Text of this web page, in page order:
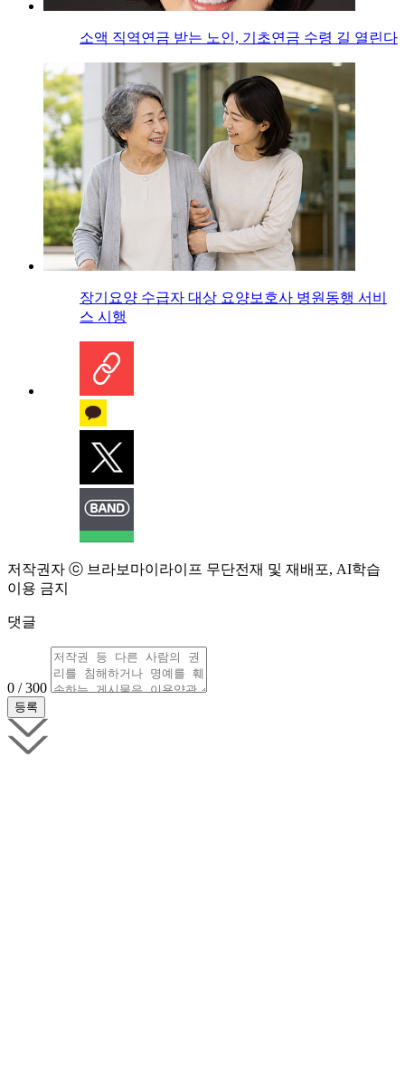
소액 직역연금 받는 노인, 기초연금 수령 길 열린다
장기요양 수급자 대상 요양보호사 병원동행 서비
스 시행
저작권자 ⓒ 브라보마이라이프 무단전재 및 재배포, AI학습
이용 금지
댓글
0 / 300